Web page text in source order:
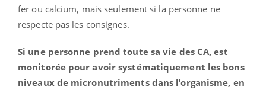
fer ou calcium, mais seulement si la personne ne
respecte pas les consignes.
Si une personne prend toute sa vie des CA, est
monitorée pour avoir systématiquement les bons
niveaux de micronutriments dans l’organisme, en